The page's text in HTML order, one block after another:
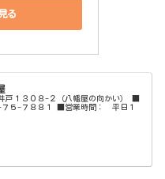
る
戸１３０８-２（八幡屋の向かい） ■
７５-７８８１ ■営業時間： 平日１